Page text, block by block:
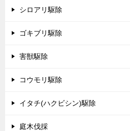
シロアリ駆除
ゴキブリ駆除
害獣駆除
コウモリ駆除
イタチ(ハクビシン)駆除
庭木伐採